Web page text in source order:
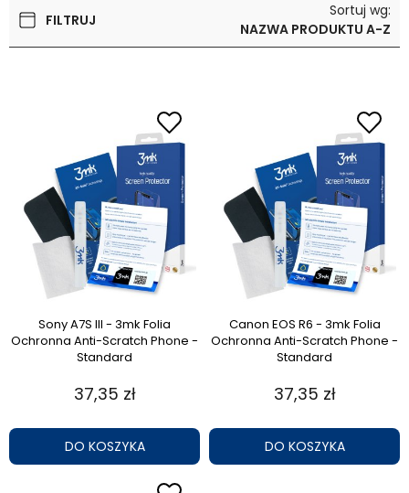
FILTRUJ
Sortuj wg:
NAZWA PRODUKTU A-Z
Sony A7S III - 3mk Folia
Ochronna Anti-Scratch Phone -
Standard
37,35 zł
DO KOSZYKA
Canon EOS R6 - 3mk Folia
Ochronna Anti-Scratch Phone -
Standard
37,35 zł
DO KOSZYKA